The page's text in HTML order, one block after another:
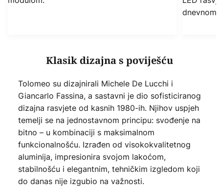
Klasik dizajna s poviješću
Tolomeo su dizajnirali Michele De Lucchi i
Giancarlo Fassina, a sastavni je dio sofisticiranog
dizajna rasvjete od kasnih 1980-ih. Njihov uspjeh
temelji se na jednostavnom principu: svođenje na
bitno – u kombinaciji s maksimalnom
funkcionalnošću. Izrađen od visokokvalitetnog
aluminija, impresionira svojom lakoćom,
stabilnošću i elegantnim, tehničkim izgledom koji
do danas nije izgubio na važnosti.